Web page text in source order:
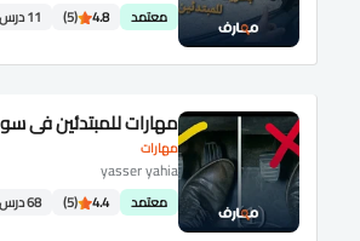
معتمد 4.8
(5) 11 درس
مهارات
مهارات للمبتدئين في
yasser yahia
معتمد 4.4
(5) 68 درس